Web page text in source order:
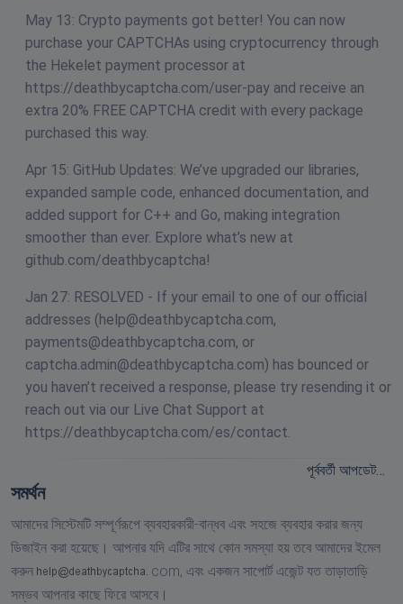
May 13: Crypto payments got better! You can now
purchase your CAPTCHAs using cryptocurrency through
the Hekelet payment processor at
https://deathbycaptcha.com/user-pay and receive an
extra 20% FREE CAPTCHA credit with every package
purchased this way.
Apr 15: GitHub Updates: We’ve upgraded our libraries,
expanded sample code, enhanced documentation, and
added support for C++ and Go, making integration
smoother than ever. Explore what’s new at
github.com/deathbycaptcha!
Jan 27: RESOLVED - If your email to one of our official
addresses (help@deathbycaptcha.com,
payments@deathbycaptcha.com, or
captcha.admin@deathbycaptcha.com) has bounced or
you haven’t received a response, please try resending it or
reach out via our Live Chat Support at
https://deathbycaptcha.com/es/contact.
পূর্ববর্তী আপডেট…
সমর্থন
আমাদের সিস্টেমটি সম্পূর্ণরূপে ব্যবহারকারী-বান্ধব এবং সহজে ব্যবহার করার জন্য
ডিজাইন করা হয়েছে। আপনার যদি এটির সাথে কোন সমস্যা হয় তবে আমাদের ইমেল
করুন
com, এবং একজন সাপোর্ট এজেন্ট যত তাড়াতাড়ি
সম্ভব আপনার কাছে ফিরে আসবে।